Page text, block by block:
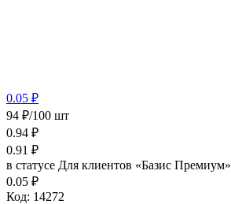
0.05 ₽
94 ₽/100 шт
0.94 ₽
0.91 ₽
в статусе Для клиентов «Базис Премиум»
0.05 ₽
Код: 14272